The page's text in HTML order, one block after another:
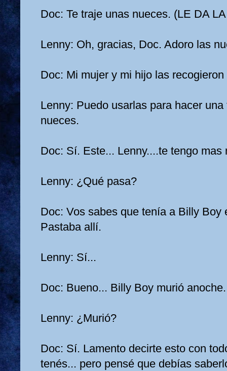
Doc: Te traje unas nueces. (LE DA
Lenny: Oh, gracias, Doc. Adoro las
Doc: Mi mujer y mi hijo las
Lenny: Puedo usarlas para hacer
nueces.
Doc: Sí. Este... Lenny....te tengo mas
Lenny: ¿Qué pasa?
Doc: Vos sabes que tenía a Billy Boy
Pastaba allí.
Lenny: Sí...
Doc: Bueno... Billy Boy murió anoche.
Lenny: ¿Murió?
Doc: Sí. Lamento decirte esto con
tenés... pero pensé que debías